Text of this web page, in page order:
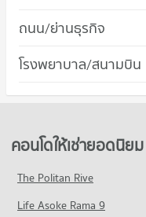
คอนโดให้เช่า ม.เทคโนโลยีรา
มีคอนโดให้เช่า 2,606 ประกาศ
ขายคอนโด ม.เทคโนโลยีราช
279 โครงการ
คอนโดให้เช่า โรงเรียนนานาชา
มีคอนโดให้เช่า 329 ประกาศ
มีคอนโดขาย 122 ประกาศ
คอนโด เซ็นทรัล พลาซ่า รั
คอนโดให้เช่า เซ็นทรัล พลาซ่า
คอนโด ตลาดท่าอิฐ
มีคอนโดให้เช่า 1,237 ประกาศ
ถนน/ย่านธุรกิจ
คอนโด เมืองนนทบุรี นนท
คอนโดให้เช่า เมืองนนทบุรี น
ขายคอนโด เมืองนนทบุรี นนทบุ
มีคอนโดขาย 1,568 ประกาศ
คอนโด ถนนรัตนาธิเบศร์
281 โครงการ
โรงพยาบาล/สนามบิน
คอนโด รพ.พระนั่งเกล้า
คอนโดให้เช่า รพ.พระนั่งเกล้า
มีคอนโดให้เช่า 1,832 ประกาศ
ขายคอนโด รพ.พระนั่งเกล้า
มีคอนโดขาย 741 ประกาศ
คอนโดให้เช่ายอดนิยม
The Politan Rive
Life Asoke Rama 9